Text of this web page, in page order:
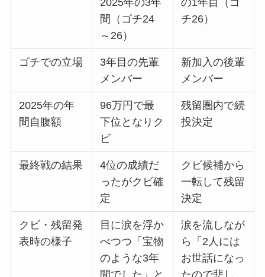
2025年の3年
間（ゴチ24
～26）
の1年目（ゴ
チ26）
ゴチでの立場
3年目の先輩
メンバー
新加入の後輩
メンバー
2025年の年
間自腹額
96万円で最
下位となりク
ビ
残留圏内で続
投決定
最終戦の結果
4位の成績だ
ったがクビ確
定
クビ候補から
一転して残留
決定
クビ・残留発
表時の様子
目に涙を浮か
べつつ「宝物
のような3年
涙を流しなが
ら「2人には
お世話になっ